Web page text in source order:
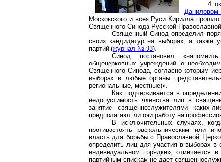
4
Московского и всея Руси Кирилла
Священного Синода Русской
Священный Синод определил
своих кандидатур на выборах, а также
партий (журнал № 93).
Синод постановил
общецерковных учреждений о
Священного Синода, согласно которым
выборах в любые органы
региональные, местные)».
Как подчеркивается в
недопустимость членства лиц в
занятие священнослужителями
предполагают ли они работу на
В исключительных случаях,
противостоять раскольническим или
власть для борьбы с Православной
определить лиц для участия в выборах в
индивидуальном порядке», отмечается
партийным спискам не дает